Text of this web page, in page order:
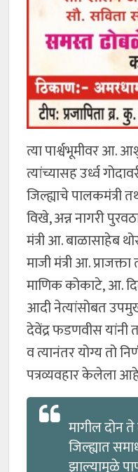
त्या पार्श्वभूमीवर आ.
त्यांच्यासह उर्ध्व
जिल्ह्याचे पालकमंत्री
विखे, अन्न नागरी
मंत्री आ. बाळासाहेब
माजी मंत्री आ.
माणिक कोकाटे, आ.
आदी नेत्यांसोबत
देवेंद्र फडणवीस यांनी
व त्यानंतर योग्य तो
पत्रव्यवहार केलेला
मागील दोन
जिल्ह्यात
झाल्यामुळे